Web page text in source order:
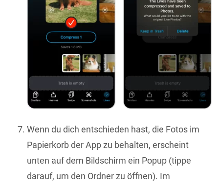
Wenn du dich entschieden hast, die Fotos im
Papierkorb der App zu behalten, erscheint
unten auf dem Bildschirm ein Popup (tippe
darauf, um den Ordner zu öffnen). Im